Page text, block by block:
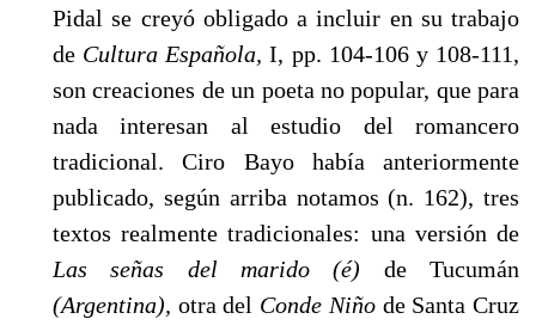
Pidal se creyó obligado a incluir en su trabajo
de Cultura Española,I, pp. 104-106 y 108-111,
son creaciones de un poeta no popular, que para
nada interesan al es­tudio del romancero
tradicional. Ciro Bayo había anteriormente
publicado, según arriba notamos (n. 162), tres
textos realmente tradicionales: una versión de
Las señas del marido (é) de Tucumán
(Argentina), otra del Conde Niño de Santa Cruz